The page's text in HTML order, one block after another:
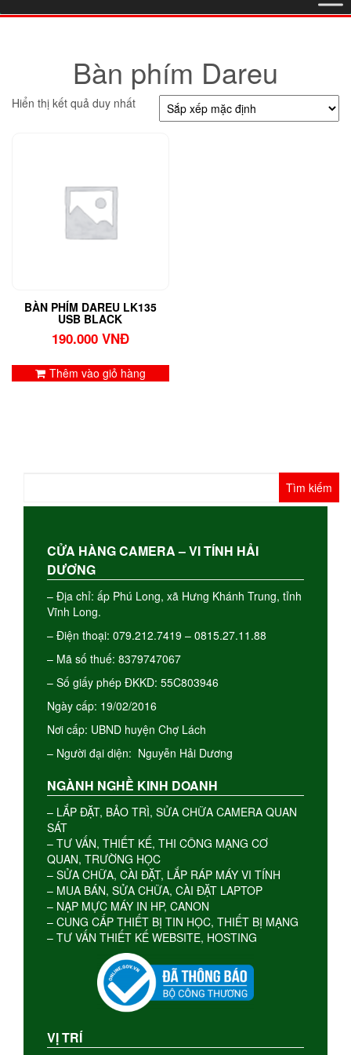
Bàn phím Dareu
Hiển thị kết quả duy nhất
BÀN PHÍM DAREU LK135
USB BLACK
190.000 VNĐ
Thêm vào giỏ hàng
cho:
CỬA HÀNG CAMERA – VI TÍNH HẢI
DƯƠNG
– Địa chỉ: ấp Phú Long, xã Hưng Khánh Trung, tỉnh
Vĩnh Long.
– Điện thoại: 079.212.7419 – 0815.27.11.88
– Mã số thuế: 8379747067
– Số giấy phép ĐKKD: 55C803946
Ngày cấp: 19/02/2016
Nơi cấp: UBND huyện Chợ Lách
– Người đại diện: Nguyễn Hải Dương
NGÀNH NGHỀ KINH DOANH
– LẮP ĐẶT, BẢO TRÌ, SỬA CHỮA CAMERA QUAN
SÁT
– TƯ VẤN, THIẾT KẾ, THI CÔNG MẠNG CƠ
QUAN, TRƯỜNG HỌC
– SỬA CHỮA, CÀI ĐẶT, LẮP RÁP MÁY VI TÍNH
– MUA BÁN, SỬA CHỮA, CÀI ĐẶT LAPTOP
– NẠP MỰC MÁY IN HP, CANON
– CUNG CẤP THIẾT BỊ TIN HỌC, THIẾT BỊ MẠNG
– TƯ VẤN THIẾT KẾ WEBSITE, HOSTING
VỊ TRÍ